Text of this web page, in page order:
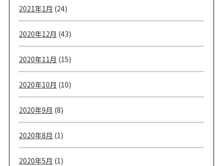
2021年1月 (24)
2020年12月 (43)
2020年11月 (15)
2020年10月 (10)
2020年9月 (8)
2020年8月 (1)
2020年5月 (1)